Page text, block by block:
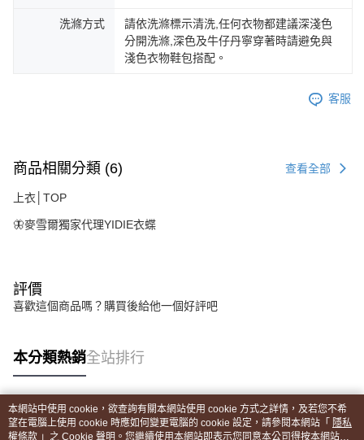
洗滌方式
請依洗滌標示清洗,任何衣物都建議深淺色
分開洗滌,深色及牛仔丹寧穿著時請避免與
淺色衣物鞋包搭配。
客服
商品相關分類 (6) 查看全部
上衣│TOP
🦋麥雪爾獨家代理YIDIE衣蝶
評價
喜歡這個商品嗎？購買後給他一個好評吧
本分類熱銷全站排行
熱門標籤
本網站中使用 cookie，欲查詢有關本網站使用 cookie 方式之詳情，及若您不希
望在電腦上使用 cookie 時應如何變更電腦的 cookie 設定，請參閱本網站「 隱私
權條款 」之 Cookie 聲明。您繼續使用本網站即表示您同意本公司得按本網站使